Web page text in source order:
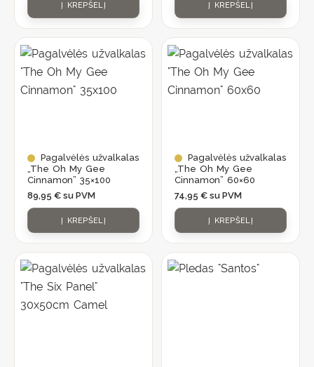
Į KREPŠELĮ Į KREPŠELĮ
Pagalvėlės užvalkalas
„The Oh My Gee
Cinnamon” 35×100
89,95 € su PVM
Į KREPŠELĮ
Pagalvėlės užvalkalas
„The Oh My Gee
Cinnamon” 60×60
74,95 € su PVM
Į KREPŠELĮ